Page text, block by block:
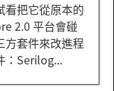
看把它從原本的
2.0 平台會碰
方套件來改進程
：Serilog...